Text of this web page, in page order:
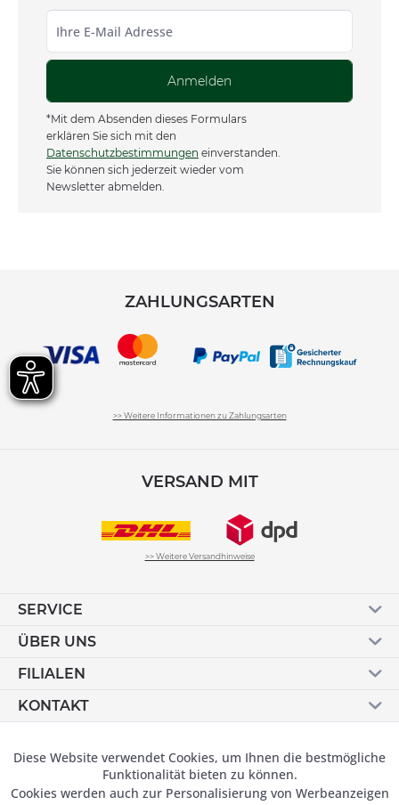
Anmelden
*Mit dem Absenden dieses Formulars
erklären Sie sich mit den
Datenschutzbestimmungen einverstanden.
Sie können sich jederzeit wieder vom
Newsletter abmelden.
ZAHLUNGSARTEN
>> Weitere Informationen zu Zahlungsarten
VERSAND MIT
>> Weitere Versandhinweise
SERVICE
ÜBER UNS
FILIALEN
KONTAKT
Funktionale Aktiv
Diese Website verwendet Cookies, um Ihnen die bestmögliche
Funktionalität bieten zu können.
Cookies werden auch zur Personalisierung von Werbeanzeigen